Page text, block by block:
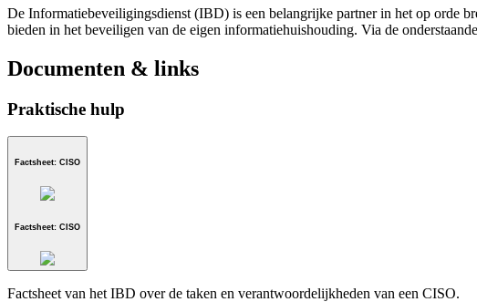
De Informatiebeveiligingsdienst (IBD) is een belangrijke partner in het op orde
bieden in het beveiligen van de eigen informatiehuishouding. Via de
Documenten & links
Praktische hulp
Factsheet: CISO
Factsheet: CISO
Factsheet van het IBD over de taken en verantwoordelijkheden van een CISO.